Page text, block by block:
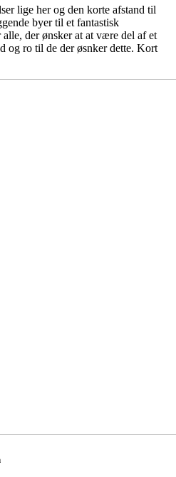
lige her og den korte afstand til
byer til et fantastisk
der ønsker at at være del af et
og ro til de der øsnker dette. Kort